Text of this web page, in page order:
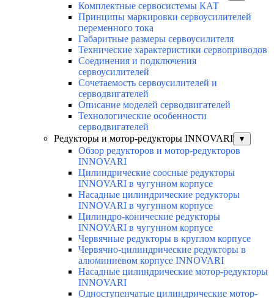
Комплектные сервосистемы КАТ
Принципы маркировки сервоусилителей
переменного тока
Габаритные размеры сервоусилителя
Технические характеристики сервоприводов
Соединения и подключения
сервоусилителей
Сочетаемость сервоусилителей и
серводвигателей
Описание моделей серводвигателей
Технологические особенности
серводвигателей
Редукторы и мотор-редукторы INNOVARI
▼
Обзор редукторов и мотор-редукторов
INNOVARI
Цилиндрические соосные редукторы
INNOVARI в чугунном корпусе
Насадные цилиндрические редукторы
INNOVARI в чугунном корпусе
Цилиндро-конические редукторы
INNOVARI в чугунном корпусе
Червячные редукторы в круглом корпусе
Червячно-цилиндрические редукторы в
алюминиевом корпусе INNOVARI
Насадные цилиндрические мотор-редукторы
INNOVARI
Одноступенчатые цилиндрические мотор-